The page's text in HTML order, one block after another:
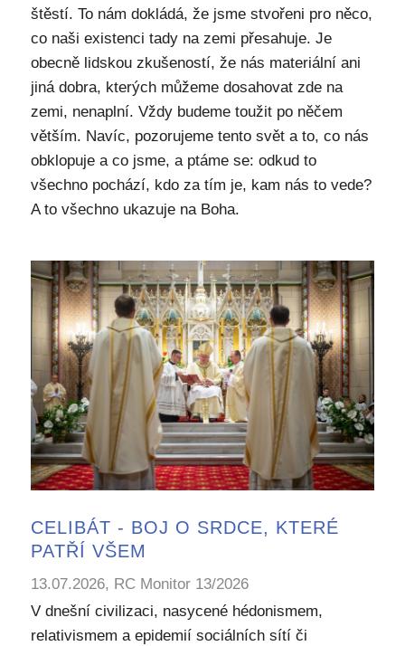
štěstí. To nám dokládá, že jsme stvořeni pro něco,
co naši existenci tady na zemi přesahuje. Je
obecně lidskou zkušeností, že nás materiální ani
jiná dobra, kterých můžeme dosahovat zde na
zemi, nenaplní. Vždy budeme toužit po něčem
větším. Navíc, pozorujeme tento svět a to, co nás
obklopuje a co jsme, a ptáme se: odkud to
všechno pochází, kdo za tím je, kam nás to vede?
A to všechno ukazuje na Boha.
CELIBÁT - BOJ O SRDCE, KTERÉ
PATŘÍ VŠEM
13.07.2026, RC Monitor 13/2026
V dnešní civilizaci, nasycené hédonismem,
relativismem a epidemií sociálních sítí či